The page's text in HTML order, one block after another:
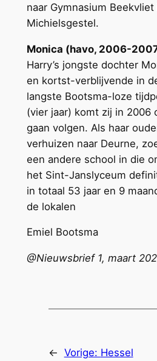
naar Gymnasium
Michielsgestel.
Monica (havo, 2006-
Harry’s jongste dochter
en kortst-verblijvende in
langste Bootsma-loze
(vier jaar) komt zij in 2006
gaan volgen. Als haar
verhuizen naar Deurne,
een andere school in die
het Sint-Janslyceum
in totaal 53 jaar en 9
de lokalen
Emiel Bootsma
@Nieuwsbrief 1, maart
← Vorige: Hessel